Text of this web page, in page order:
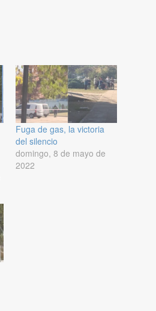
Fuga de gas, la victoria
del silencio
domingo, 8 de mayo de
2022